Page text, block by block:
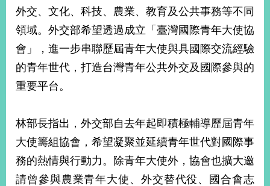
頁
網
站
導
覽
關
於
本
部
中
心
外
交
外交、文化、科技、農業、教育及公共事務等不同
領域。外交部希望透過成立「臺灣國際青年大使協
會」，進一步串聯歷屆青年大使與具國際交流經驗
的青年世代，打造台灣青年公共外交及國際參與的
重要平台。
林部長指出，外交部自去年起即積極輔導歷屆青年
大使籌組協會，希望凝聚並延續青年世代對國際事
務的熱情與行動力。除青年大使外，協會也擴大邀
請曾參與農業青年大使、外交替代役、國合會志